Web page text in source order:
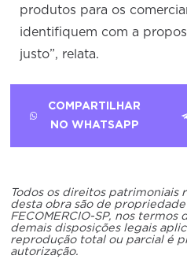
produtos para os
identifiquem com a
justo”, relata.
COMPARTILHAR
NO WHATSAPP
Todos os direitos patrimoniais
desta obra são de propriedade
FECOMERCIO-SP, nos termos
demais disposições legais
reprodução total ou parcial é
autorização.